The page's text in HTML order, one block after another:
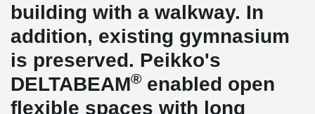
building with a walkway. In
addition, existing gymnasium
is preserved. Peikko's
DELTABEAM® enabled open
flexible spaces with long